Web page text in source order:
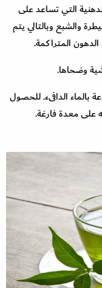
الشيا غنية بالبروتين وأحماض أوميغا 3 الدهنية التي تساعد على
والشبع وبالتالي يتم
الدهون المتراكمة.
وضحاها.
بالماء الدافىء. للحصول
على معدة فارغة.